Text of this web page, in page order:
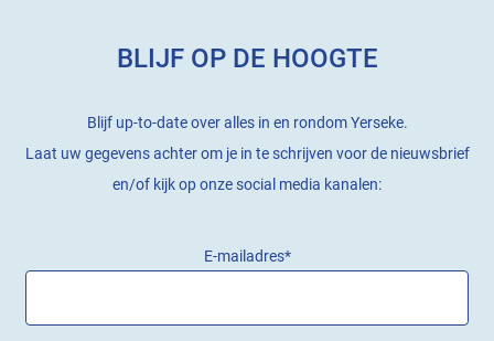
BLIJF OP DE HOOGTE
Blijf up-to-date over alles in en rondom Yerseke.
Laat uw gegevens achter om je in te schrijven voor de nieuwsbrief
en/of kijk op onze social media kanalen:
E-mailadres*